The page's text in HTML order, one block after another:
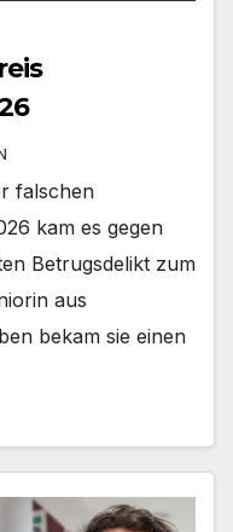
falschen
kam es gegen
Betrugsdelikt zum
aus
bekam sie einen